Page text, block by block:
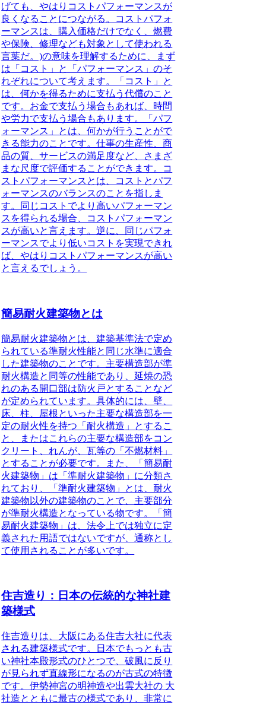
げても、やはりコストパフォーマンスが
良くなることにつながる。コストパフォ
ーマンスは、購入価格だけでなく、燃費
や保険、修理なども対象として使われる
言葉だ。)の意味を理解するために、まず
は「コスト」と「パフォーマンス」のそ
れぞれについて考えます。「コスト」と
は、何かを得るために支払う代償のこと
です。お金で支払う場合もあれば、時間
や労力で支払う場合もあります。「パフ
ォーマンス」とは、何かが行うことがで
きる能力のことです。仕事の生産性、商
品の質、サービスの満足度など、さまざ
まな尺度で評価することができます。
コ
ストパフォーマンスとは、コストとパフ
ォーマンスのバランスのことを指しま
す。同じコストでより高いパフォーマン
スを得られる場合、コストパフォーマン
スが高いと言えます。逆に、同じパフォ
ーマンスでより低いコストを実現できれ
ば、やはりコストパフォーマンスが高い
と言えるでしょう。
簡易耐火建築物とは
簡易耐火建築物とは、建築基準法で定め
られている準耐火性能と同じ水準に適合
した建築物のことです。主要構造部が準
耐火構造と同等の性能であり、延焼の恐
れのある開口部は防火戸とすることなど
が定められています。具体的には、壁、
床、柱、屋根といった主要な構造部を一
定の耐火性を持つ「耐火構造」とするこ
と、またはこれらの主要な構造部をコン
クリート、れんが、瓦等の「不燃材料」
とすることが必要です。また、「簡易耐
火建築物」は「準耐火建築物」に分類さ
れており、「準耐火建築物」とは、耐火
建築物以外の建築物のことで、主要部分
が準耐火構造となっている物です。「簡
易耐火建築物」は、法令上では独立に定
義された用語ではないですが、通称とし
て使用されることが多いです。
住吉造り：日本の伝統的な神社建
築様式
住吉造りは、大阪にある住吉大社に代表
される建築様式です。日本でもっとも古
い神社本殿形式のひとつで、破風に反り
が見られず直線形になるのが古式の特徴
です。伊勢神宮の明神造や出雲大社の 大
社造とともに最古の様式であり、非常に